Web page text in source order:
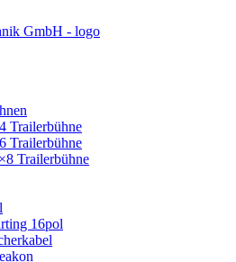
Trailerbühne
Trailerbühne
Trailerbühne
16pol